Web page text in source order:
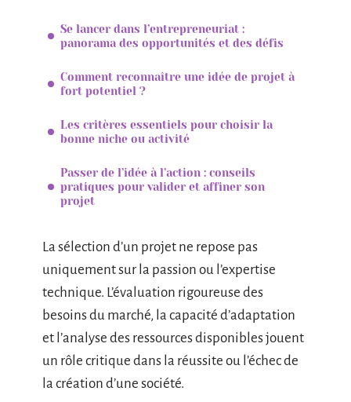
Se lancer dans l’entrepreneuriat :
panorama des opportunités et des défis
Comment reconnaître une idée de projet à
fort potentiel ?
Les critères essentiels pour choisir la
bonne niche ou activité
Passer de l’idée à l’action : conseils
pratiques pour valider et affiner son
projet
La sélection d’un projet ne repose pas
uniquement sur la passion ou l’expertise
technique. L’évaluation rigoureuse des
besoins du marché, la capacité d’adaptation
et l’analyse des ressources disponibles jouent
un rôle critique dans la réussite ou l’échec de
la création d’une société.